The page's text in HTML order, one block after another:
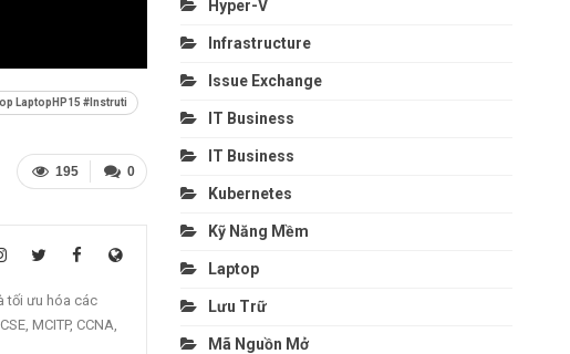
LaptopHP15 #Instruti
0
195
tối ưu hóa các
MCITP, CCNA,
Hyper-V
Infrastructure
Issue Exchange
IT Business
IT Business
Kubernetes
Kỹ Năng Mềm
Laptop
Lưu Trữ
Mã Nguồn Mở